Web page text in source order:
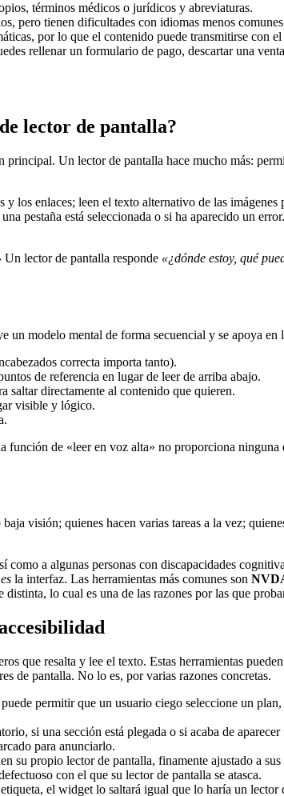
términos médicos o jurídicos y abreviaturas.
pero tienen dificultades con idiomas menos
por lo que el contenido puede transmitirse con
rellenar un formulario de pago, descartar una
lector de pantalla?
Un lector de pantalla hace mucho más:
los enlaces; leen el texto alternativo de las
pestaña está seleccionada o si ha aparecido un
Un lector de pantalla responde «¿dónde estoy, qué
modelo mental de forma secuencial y se apoya
correcta importa tanto).
de referencia en lugar de leer de arriba abajo.
saltar directamente al contenido que quieren.
visible y lógico.
de «leer en voz alta» no proporciona ninguna
visión; quienes hacen varias tareas a la vez;
a algunas personas con discapacidades
es la interfaz. Las herramientas más comunes son
lo cual es una de las razones por las que
que resalta y lee el texto. Estas herramientas
de pantalla. No lo es, por varias razones concretas.
permitir que un usuario ciego seleccione un
si una sección está plegada o si acaba de
para anunciarlo.
su propio lector de pantalla, finamente ajustado a
con el que su lector de pantalla se atasca.
el widget lo saltará igual que lo haría un lector